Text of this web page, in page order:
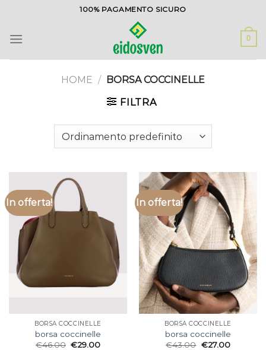
contenuti
100% PAGAMENTO SICURO
0
HOME / BORSA COCCINELLE
FILTRA
In offerta!
BORSA COCCINELLE
borsa coccinelle
€46.00 €29.00
In offerta!
BORSA COCCINELLE
borsa coccinelle
€43.00 €27.00